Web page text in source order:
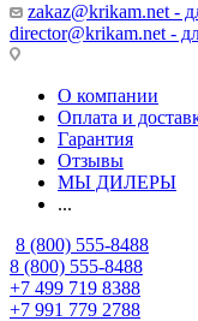
zakaz@krikam.net -
director@krikam.net -
О компании
Оплата и
Гарантия
Отзывы
МЫ ДИЛЕРЫ
...
8 (800) 555-8488
8 (800) 555-8488
+7 499 719 8388
+7 991 779 2788